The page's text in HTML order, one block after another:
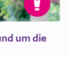
um die